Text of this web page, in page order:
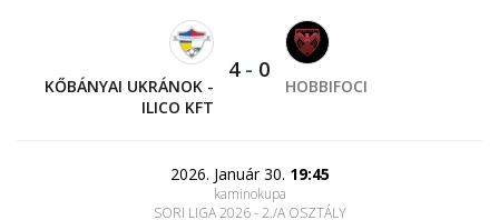
KŐBÁNYAI UKRÁNOK -
ILICO KFT
4- 0
HOBBIFOCI
2026. Január 30. 19:45
kaminokupa
SORI LIGA 2026 - 2./A OSZTÁLY